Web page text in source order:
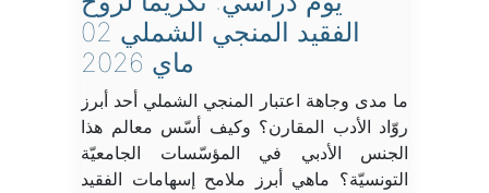
الفقيد المنجي الشملي 02
ماي 2026
ما مدى وجاهة اعتبار المنجي الشملي أحد أبرز
روّاد الأدب المقارن؟ وكيف أسّس معالم هذا
الجنس الأدبي في المؤسّسات الجامعيّة
التونسيّة؟ ماهي أبرز ملامح إسهامات الفقيد